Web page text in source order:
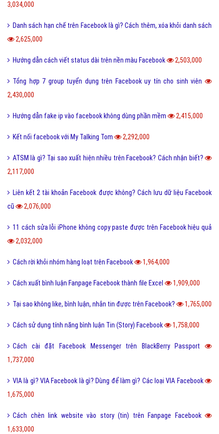
3,034,000
Danh sách hạn chế trên Facebook là gì? Cách thêm, xóa khỏi danh sách
2,625,000
Hướng dẫn cách viết status dài trên nền màu Facebook 2,503,000
Tổng hợp 7 group tuyển dụng trên Facebook uy tín cho sinh viên
2,430,000
Hướng dẫn fake ip vào facebook không dùng phần mềm 2,415,000
Kết nối facebook với My Talking Tom 2,292,000
ATSM là gì? Tại sao xuất hiện nhiều trên Facebook? Cách nhận biết?
2,117,000
Liên kết 2 tài khoản Facebook được không? Cách lưu dữ liệu Facebook
cũ
2,076,000
11 cách sửa lỗi iPhone không copy paste được trên Facebook hiệu quả
2,032,000
Cách rời khỏi nhóm hàng loạt trên Facebook 1,964,000
Cách xuất bình luận Fanpage Facebook thành file Excel 1,909,000
Tại sao không like, bình luận, nhắn tin được trên Facebook? 1,765,000
Cách sử dụng tính năng bình luận Tin (Story) Facebook 1,758,000
Cách cài đặt Facebook Messenger trên BlackBerry Passport
1,737,000
VIA là gì? VIA Facebook là gì? Dùng để làm gì? Các loại VIA Facebook
1,675,000
Cách chèn link website vào story (tin) trên Fanpage Facebook
1,633,000